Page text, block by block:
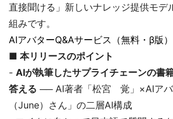
直接聞ける」新しいナレッジ提供モデ
組みです。
AIアバターQ&Aサービス（無料・β版）
■ 本リリースのポイント
- AIが執筆したサプライチェーンの書
答える ── AI著者「松宮 覚」×AIアバ
（June）さん」の二層AI構成